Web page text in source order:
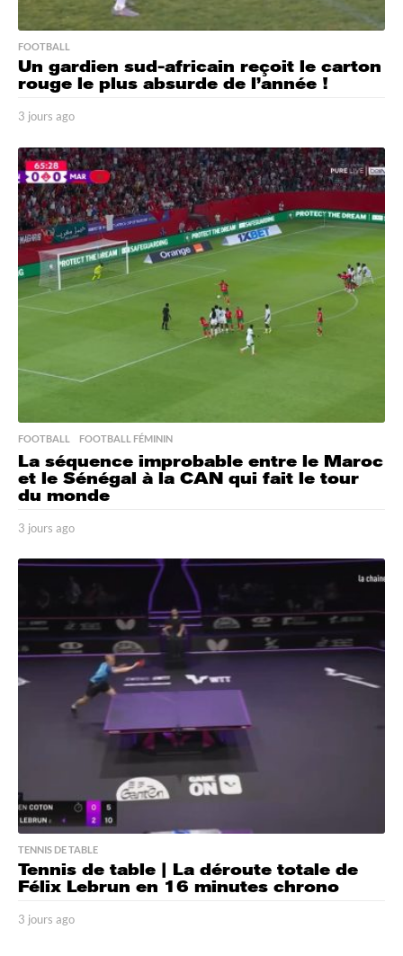
FOOTBALL
Un gardien sud-africain reçoit le carton
rouge le plus absurde de l’année !
3 jours ago
o
u
r
s
a
g
o
FOOTBALL ,FOOTBALL FÉMININ
La séquence improbable entre le Maroc
et le Sénégal à la CAN qui fait le tour
du monde
3 jours ago
o
r
g
TENNIS DE TABLE
Tennis de table | La déroute totale de
Félix Lebrun en 16 minutes chrono
3 jours ago